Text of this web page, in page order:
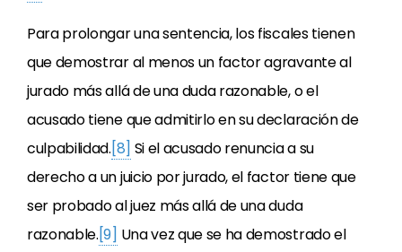
Para prolongar una sentencia, los fiscales tienen
que demostrar al menos un factor agravante al
jurado más allá de una duda razonable, o el
acusado tiene que admitirlo en su declaración de
culpabilidad.[8] Si el acusado renuncia a su
derecho a un juicio por jurado, el factor tiene que
ser probado al juez más allá de una duda
razonable.[9] Una vez que se ha demostrado el